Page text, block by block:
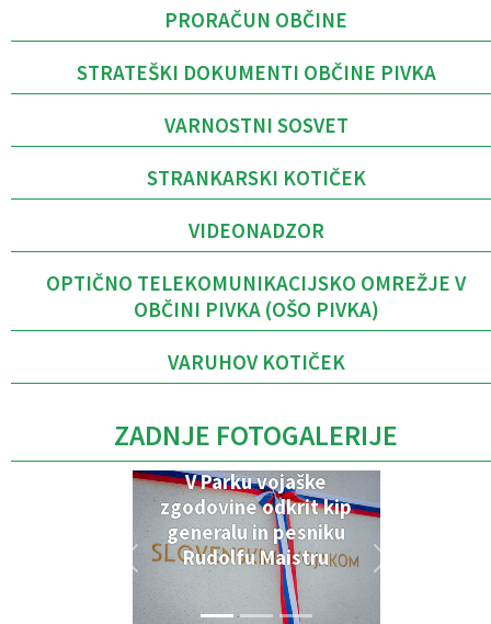
PRORAČUN OBČINE
STRATEŠKI DOKUMENTI OBČINE PIVKA
VARNOSTNI SOSVET
STRANKARSKI KOTIČEK
VIDEONADZOR
OPTIČNO TELEKOMUNIKACIJSKO OMREŽJE V
OBČINI PIVKA (OŠO PIVKA)
VARUHOV KOTIČEK
ZADNJE FOTOGALERIJE
V Parku vojaške
zgodovine odkrit kip
generalu in pesniku
Rudolfu Maistru